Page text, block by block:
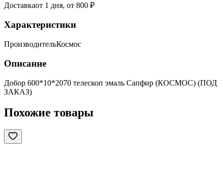
Доставкаот 1 дня, от 800 ₽
Характеристики
ПроизводительКосмос
Описание
Добор 600*10*2070 телескоп эмаль Сапфир (КОСМОС) (ПОД
ЗАКАЗ)
Похожие товары